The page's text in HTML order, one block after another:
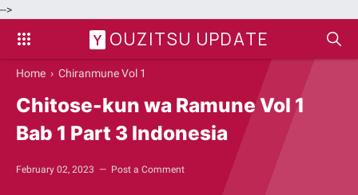
-->
Y OUZITSU UPDATE
Home › Chiranmune Vol 1
Chitose-kun wa Ramune Vol 1
Bab 1 Part 3 Indonesia
February 02, 2023 Post a Comment